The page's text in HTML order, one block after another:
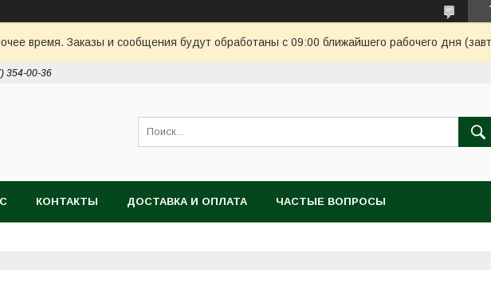
время. Заказы и сообщения будут обработаны с 09:00 ближайшего рабочего дня
354-00-36
КОНТАКТЫ ДОСТАВКА И ОПЛАТА ЧАСТЫЕ ВОПРОСЫ